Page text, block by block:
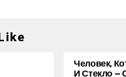
Человек,
И Стекло —